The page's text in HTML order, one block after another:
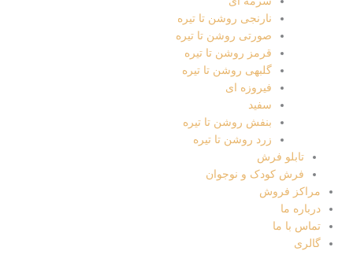
نارنجی روشن تا تیره
صورتی روشن تا تیره
قرمز روشن تا تیره
گلبهی روشن تا تیره
فیروزه ای
سفید
بنفش روشن تا تیره
زرد روشن تا تیره
تابلو فرش
فرش کودک و نوجوان
مراکز فروش
درباره ما
تماس با ما
گالری